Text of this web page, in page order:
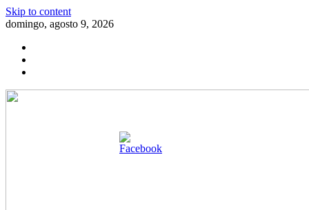
Skip to content
domingo, agosto 9, 2026